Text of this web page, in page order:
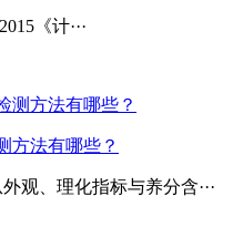
《计···
方法有哪些？
观、理化指标与养分含···